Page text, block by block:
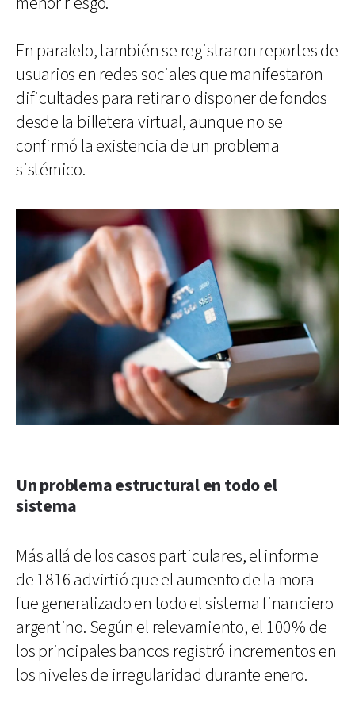
En paralelo, también se registraron reportes de
usuarios en redes sociales que manifestaron
dificultades para retirar o disponer de fondos
desde la billetera virtual, aunque no se
confirmó la existencia de un problema
sistémico.
Un problema estructural en todo el
sistema
Más allá de los casos particulares, el informe
de 1816 advirtió que el aumento de la mora
fue generalizado en todo el sistema financiero
argentino. Según el relevamiento, el 100% de
los principales bancos registró incrementos en
los niveles de irregularidad durante enero.